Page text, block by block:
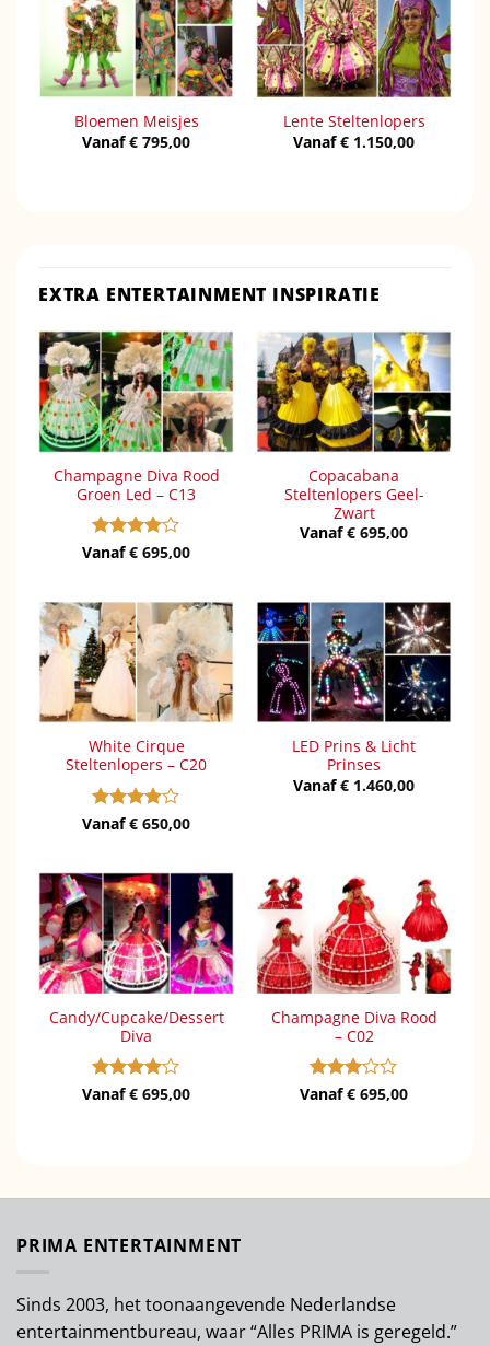
Bloemen Meisjes
Vanaf€ 795,00
Lente Steltenlopers
Vanaf€ 1.150,00
EXTRA ENTERTAINMENT INSPIRATIE
Champagne Diva Rood
Groen Led – C13
Gewaardeerd
Vanaf€ 695,00
Copacabana
Steltenlopers Geel-
Zwart
Vanaf€ 695,00
White Cirque
Steltenlopers – C20
Gewaardeerd
Vanaf€ 650,00
LED Prins & Licht
Prinses
Vanaf€ 1.460,00
Candy/Cupcake/Dessert
Diva
Gewaardeerd
Vanaf€ 695,00
Champagne Diva Rood
– C02
Gewaardeerd
Vanaf€ 695,00
PRIMA ENTERTAINMENT
Sinds 2003, het toonaangevende Nederlandse
entertainmentbureau, waar “Alles PRIMA is geregeld.”